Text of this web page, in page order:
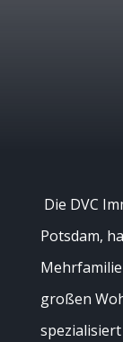
Die DVC
Potsdam,
großen